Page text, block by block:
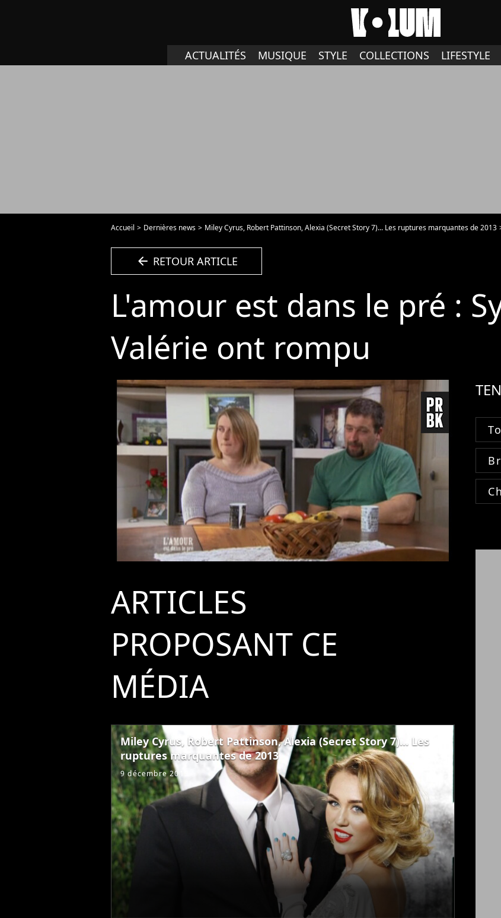
ACTUALITÉS MUSIQUE STYLE COLLECTIONS LIFESTYLE
Accueil Dernières news Miley Cyrus, Robert Pattinson, Alexia (Secret Story 7)... Les ruptures marquantes de 2013
arrow_left RETOUR ARTICLE
L'amour est dans le pré :
Valérie ont rompu
ARTICLES
PROPOSANT CE
MÉDIA
Miley Cyrus, Robert Pattinson, Alexia (Secret Story 7)... Les
ruptures marquantes de 2013
9 décembre 2013